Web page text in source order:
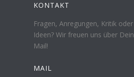
KONTAKT
Fragen, Anregungen, Kritik oder
Ideen? Wir freuen uns über Dein
Mail!
MAIL